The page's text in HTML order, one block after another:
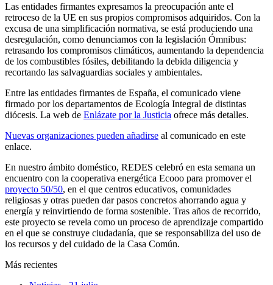
Las entidades firmantes expresamos la preocupación ante el
retroceso de la UE en sus propios compromisos adquiridos. Con la
excusa de una simplificación normativa, se está produciendo una
desregulación, como denunciamos con la legislación Ómnibus:
retrasando los compromisos climáticos, aumentando la dependencia
de los combustibles fósiles, debilitando la debida diligencia y
recortando las salvaguardias sociales y ambientales.
Entre las entidades firmantes de España, el comunicado viene
firmado por los departamentos de Ecología Integral de distintas
diócesis. La web de Enlázate por la Justicia ofrece más detalles.
Nuevas organizaciones pueden añadirse al comunicado en este
enlace.
En nuestro ámbito doméstico, REDES celebró en esta semana un
encuentro con la cooperativa energética Ecooo para promover el
proyecto 50/50, en el que centros educativos, comunidades
religiosas y otras pueden dar pasos concretos ahorrando agua y
energía y reinvirtiendo de forma sostenible. Tras años de recorrido,
este proyecto se revela como un proceso de aprendizaje compartido
en el que se construye ciudadanía, que se responsabiliza del uso de
los recursos y del cuidado de la Casa Común.
Más recientes